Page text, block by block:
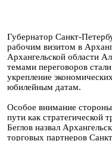
Губернатор Санкт-
рабочим визитом в
Архангельской области
темами переговоров
укрепление
юбилейным датам.
Особое внимание
пути как стратегической
Беглов назвал
торговых партнеров